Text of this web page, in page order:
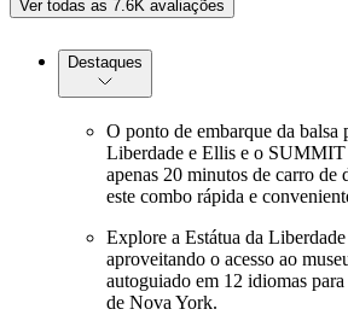
Ver todas as 7.6K avaliações
Destaques
O ponto de embarque da balsa
Liberdade e Ellis e o
apenas 20 minutos de carro de
este combo rápida e
Explore a Estátua da
aproveitando o acesso ao
autoguiado em 12 idiomas
de Nova York.